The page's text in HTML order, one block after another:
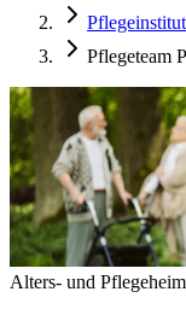
Pflegeteam
Alters- und Pflegeheim